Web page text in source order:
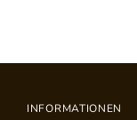
INFORMATIONEN